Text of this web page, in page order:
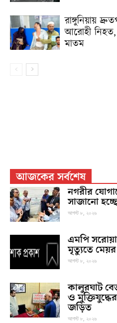
রাঙ্গুনিয়ায়
আরোহী
মাতম
আজকের সর্বশেষ
নগরীর
সাজানো
আগস্ট ৮, ২০২৬
এমপি
মৃত্যুতে
আগস্ট ৮, ২০২৬
কালুরঘাট
ও
জড়িত
আগস্ট ৮, ২০২৬